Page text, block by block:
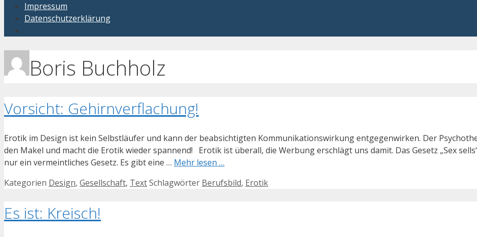
Impressum
Datenschutzerklärung
Boris Buchholz
Vorsicht: Gehirnverflachung!
Erotik im Design ist kein Selbstläufer und kann der beabsichtigten Kommunikationswirkung entgegenwirken. Der
den Makel und macht die Erotik wieder spannend! Erotik ist überall, die Werbung erschlägt uns damit. Das Gesetz „Sex
nur ein vermeintliches Gesetz. Es gibt eine … Mehr lesen …
Kategorien Design, Gesellschaft, TextSchlagwörter Berufsbild, Erotik
Es ist: Kreisch!